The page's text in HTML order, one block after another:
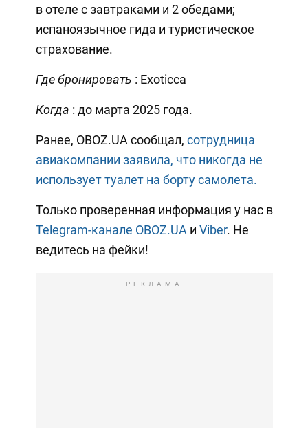
в отеле с завтраками и 2 обедами;
испаноязычное гида и туристическое
страхование.
Где бронировать : Exoticca
Когда : до марта 2025 года.
Ранее, OBOZ.UA сообщал, сотрудница
авиакомпании заявила, что никогда не
использует туалет на борту самолета.
Только проверенная информация у нас в
Telegram-канале OBOZ.UA и Viber. Не
ведитесь на фейки!
РЕКЛАМА